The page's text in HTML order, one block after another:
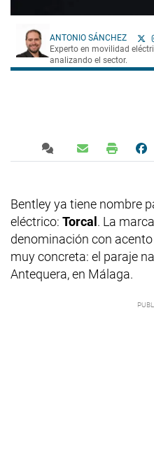
ANTONIO SÁNCHEZ
Experto en movilidad
analizando el sector.
Bentley ya tiene nombre
eléctrico: Torcal. La
denominación con
muy concreta: el paraje
Antequera, en Málaga.